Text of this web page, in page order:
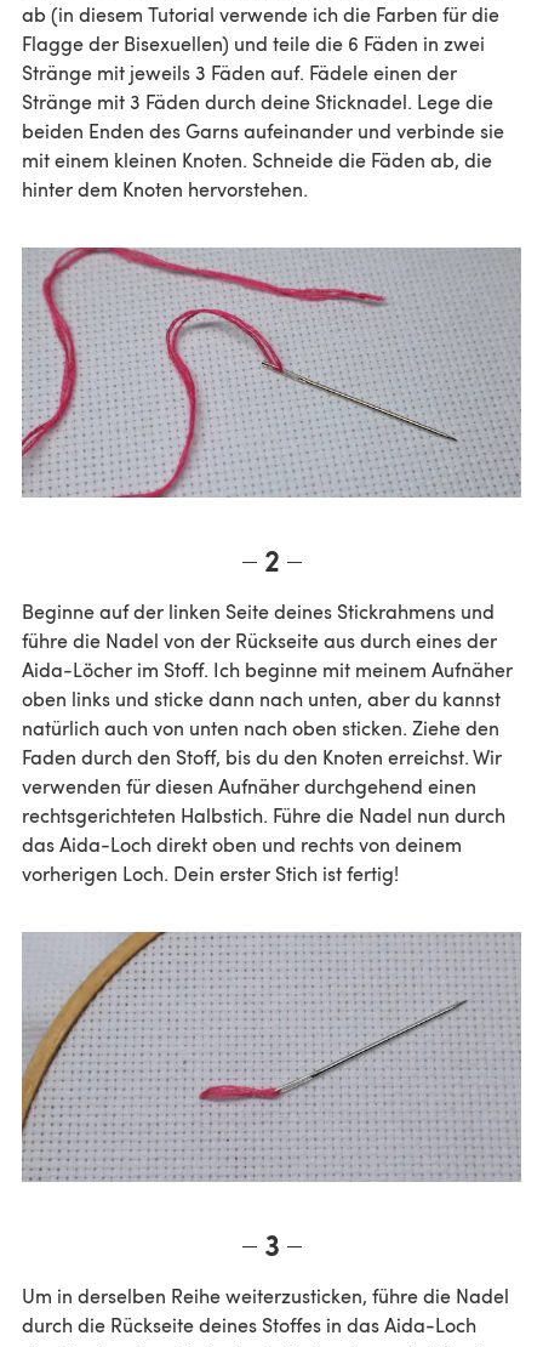
ab (in diesem Tutorial verwende ich die Farben für die
Flagge der Bisexuellen) und teile die 6 Fäden in zwei
Stränge mit jeweils 3 Fäden auf. Fädele einen der
Stränge mit 3 Fäden durch deine Sticknadel. Lege die
beiden Enden des Garns aufeinander und verbinde sie
mit einem kleinen Knoten. Schneide die Fäden ab, die
hinter dem Knoten hervorstehen.
2
Beginne auf der linken Seite deines Stickrahmens und
führe die Nadel von der Rückseite aus durch eines der
Aida-Löcher im Stoff. Ich beginne mit meinem Aufnäher
oben links und sticke dann nach unten, aber du kannst
natürlich auch von unten nach oben sticken. Ziehe den
Faden durch den Stoff, bis du den Knoten erreichst. Wir
verwenden für diesen Aufnäher durchgehend einen
rechtsgerichteten Halbstich. Führe die Nadel nun durch
das Aida-Loch direkt oben und rechts von deinem
vorherigen Loch. Dein erster Stich ist fertig!
3
Um in derselben Reihe weiterzusticken, führe die Nadel
durch die Rückseite deines Stoffes in das Aida-Loch